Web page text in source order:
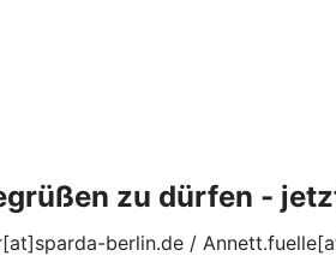
zu dürfen -
berlin.de /